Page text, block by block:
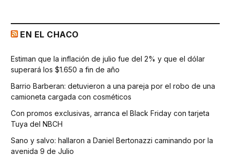
EN EL CHACO
Estiman que la inflación de julio fue del 2% y que el dólar
superará los $1.650 a fin de año
Barrio Barberan: detuvieron a una pareja por el robo de una
camioneta cargada con cosméticos
Con promos exclusivas, arranca el Black Friday con tarjeta
Tuya del NBCH
Sano y salvo: hallaron a Daniel Bertonazzi caminando por la
avenida 9 de Julio